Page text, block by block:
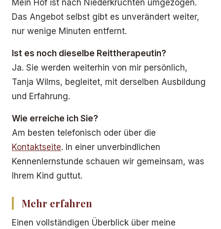
Mein Hof ist nach Niederkrüchten umgezogen.
Das Angebot selbst gibt es unverändert weiter,
nur wenige Minuten entfernt.
Ist es noch dieselbe Reittherapeutin?
Ja. Sie werden weiterhin von mir persönlich,
Tanja Wilms, begleitet, mit derselben Ausbildung
und Erfahrung.
Wie erreiche ich Sie?
Am besten telefonisch oder über die
Kontaktseite. In einer unverbindlichen
Kennenlernstunde schauen wir gemeinsam, was
Ihrem Kind guttut.
Mehr erfahren
Einen vollständigen Überblick über meine